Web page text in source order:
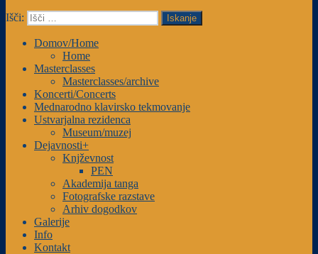
Išči: Iskanje
Domov/Home
Home
Masterclasses
Masterclasses/archive
Koncerti/Concerts
Mednarodno klavirsko tekmovanje
Ustvarjalna rezidenca
Museum/muzej
Dejavnosti+
Knjževnost
PEN
Akademija tanga
Fotografske razstave
Arhiv dogodkov
Galerije
Info
Kontakt